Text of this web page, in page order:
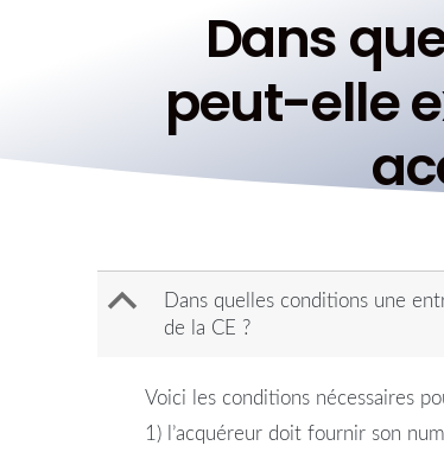
Dans
peut-elle
B
Dans quelles conditions une
de la CE ?
Voici les conditions nécessaires
1) l’acquéreur doit fournir son